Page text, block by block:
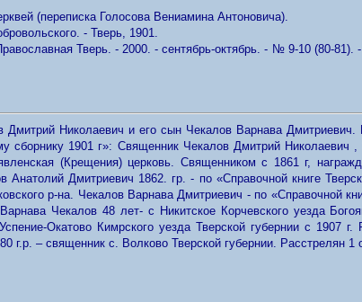
(переписка Голосова Вениамина Антоновича).
- Тверь, 1901.
Тверь. - 2000. - сентябрь-октябрь. - № 9-10 (80-81).
Дмитрий Николаевич и его сын Чекалов Варнава Дмитриевич.
сборнику 1901 г»: Священник Чекалов Дмитрий Николаевич ,
(Крещения) церковь. Священником с 1861 г,
Дмитриевич 1862. гр. - по «Справочной книге
р-на. Чекалов Варнава Дмитриевич - по «Справочной
Чекалов 48 лет- с Никитское Корчевского уезда
Окатово Кимрского уезда Тверской губернии с 1907
г.р. – священник с. Волково Тверской губернии. Расстрелян 1